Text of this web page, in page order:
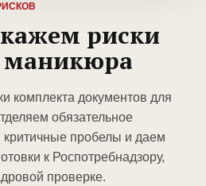
риски
маникюра
комплекта документов для
обязательное
пробелы и даем
к Роспотребнадзору,
проверке.